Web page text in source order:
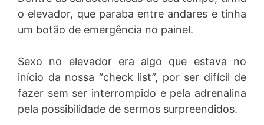
o elevador, que paraba entre andares e tinha
um botão de emergência no painel.
Sexo no elevador era algo que estava no
início da nossa “check list”, por ser difícil de
fazer sem ser interrompido e pela adrenalina
pela possibilidade de sermos surpreendidos.